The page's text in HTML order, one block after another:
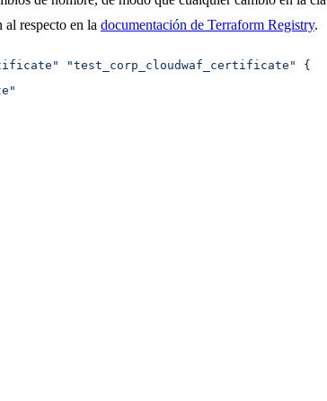
al respecto en la documentación de Terraform Registry.
"test_corp_cloudwaf_certificate"
{